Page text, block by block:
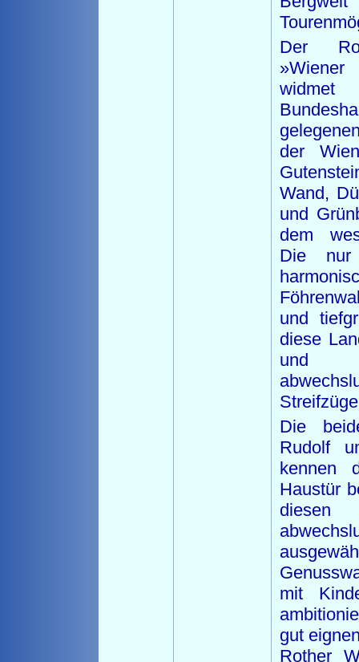
Der
der
Wand,
und
dem
Die nur
und
diese
Die
Rudolf
kennen
Haustür
diesen
mit
gut
Rother